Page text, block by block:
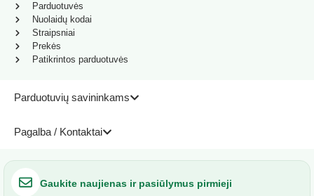
Parduotuvių savininkams
Pagalba / Kontaktai
Parduotuvės
Nuolaidų kodai
Straipsniai
Prekės
Patikrintos parduotuvės
Gaukite naujienas ir pasiūlymus pirmieji